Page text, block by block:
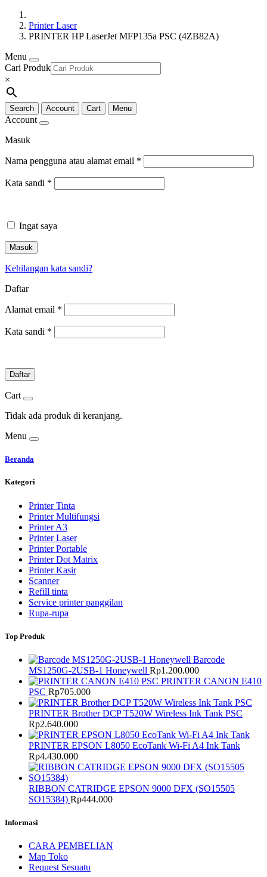
Printer Laser
PRINTER HP LaserJet MFP135a PSC (4ZB82A)
Menu
Cari Produk
×
Search Account Cart Menu
Account
Masuk
Nama pengguna atau alamat email *
Kata sandi *
Ingat saya
Masuk
Kehilangan kata sandi?
Daftar
Alamat email *
Kata sandi *
Daftar
Cart
Tidak ada produk di keranjang.
Menu
Beranda
Kategori
Printer Tinta
Printer Multifungsi
Printer A3
Printer Laser
Printer Portable
Printer Dot Matrix
Printer Kasir
Scanner
Refill tinta
Service printer panggilan
Rupa-rupa
Top Produk
Barcode
MS1250G-2USB-1 Honeywell Rp1.200.000
PRINTER CANON E410
PSC Rp705.000
PRINTER Brother DCP T520W Wireless Ink Tank PSC
Rp2.640.000
PRINTER EPSON L8050 EcoTank Wi-Fi A4 Ink Tank
Rp4.430.000
RIBBON CATRIDGE EPSON 9000 DFX (SO15505
SO15384) Rp444.000
Informasi
CARA PEMBELIAN
Map Toko
Request Sesuatu